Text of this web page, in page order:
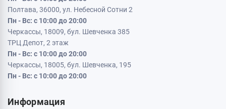
Кременчуг, 39600, ул. Соборная 9/16
Пн - Вс: с 10:00 до 20:00
Кривой Рог, 50000, проспект Металлургов 33
Кропивницкий, 25006, ул. Большая Перспективная 48